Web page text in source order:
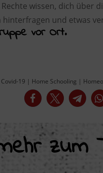
wissen, dich über
und etwas
vor Ort.
Covid-19 | Home Schooling |
zum